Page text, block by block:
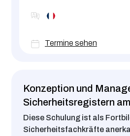
Termine sehen
Konzeption und
Sicherheitsregistern
Diese Schulung ist als
Sicherheitsfachkräfte